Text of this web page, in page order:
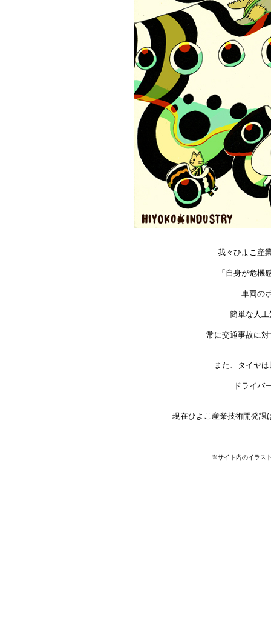
我々ひよこ産
「自身が危機
車両の
簡単な人
常に交通事故に
また、タイヤ
ドライバ
現在ひよこ産業技術開発課
※サイト内のイラス